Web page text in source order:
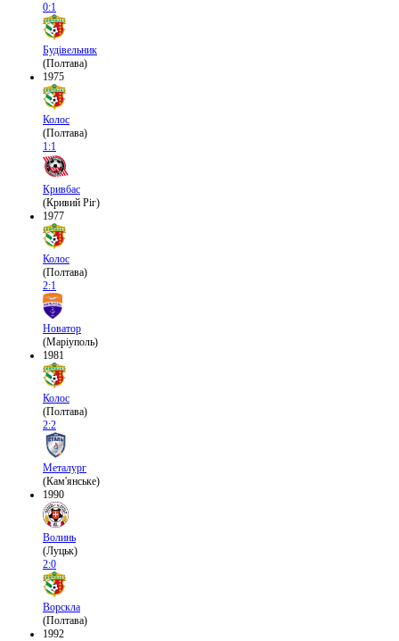
0:1
Будівельник
(Полтава)
1975
Колос
(Полтава)
1:1
Кривбас
(Кривий Ріг)
1977
Колос
(Полтава)
2:1
Новатор
(Маріуполь)
1981
Колос
(Полтава)
2:2
Металург
(Кам'янське)
1990
Волинь
(Луцьк)
2:0
Ворскла
(Полтава)
1992